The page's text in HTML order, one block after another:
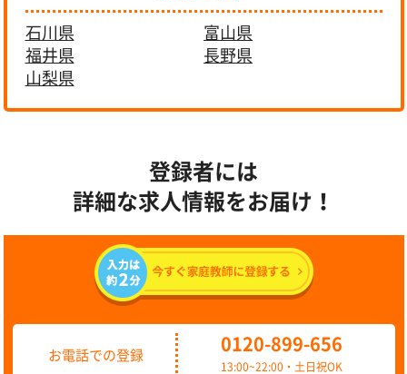
石川県
富山県
福井県
長野県
山梨県
登録者には
詳細な求人情報をお届け！
お電話での登録
0120-899-656
13:00~22:00・土日祝OK